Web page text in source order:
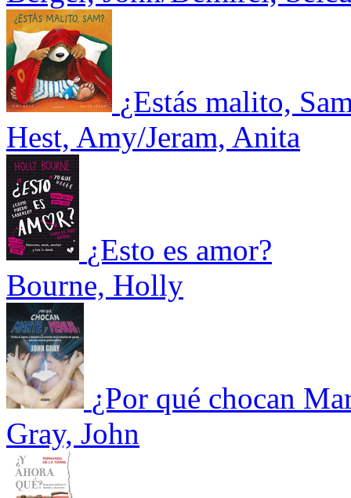
¿Estás malito,
Hest, Amy/Jeram, Anita
¿Esto es amor?
Bourne, Holly
¿Por qué chocan
Gray, John